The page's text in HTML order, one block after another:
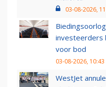
03-08-2026,
investeerders
voor bod
03-08-2026, 10:43
WestJet